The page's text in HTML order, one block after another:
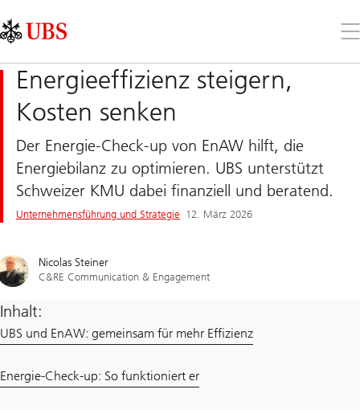
Links
Area
Sie
Energieeffizienz steigern,
Kosten senken
Der Energie-Check-up von EnAW hilft, die
Energiebilanz zu optimieren. UBS unterstützt
Schweizer KMU dabei finanziell und beratend.
Unternehmensführung und Strategie 12. März 2026
Nicolas Steiner
C&RE Communication & Engagement
Inhalt:
UBS und EnAW: gemeinsam für mehr Effizienz
Energie-Check-up: So funktioniert er